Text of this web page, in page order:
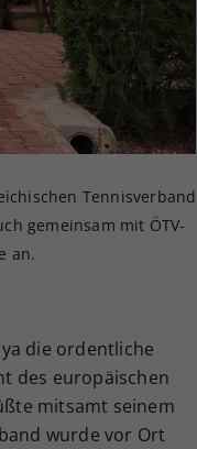
Tennisverband
gemeinsam mit ÖTV-
an.
die ordentliche
des europäischen
mitsamt seinem
wurde vor Ort
Einstellungen, falls der
dies eingestellt hat.